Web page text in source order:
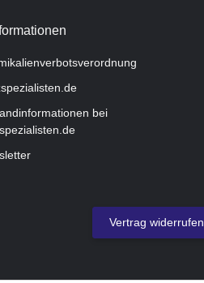
bei
Vertrag widerrufen